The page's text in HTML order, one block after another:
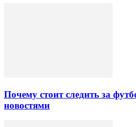
Почему стоит следить за
новостями